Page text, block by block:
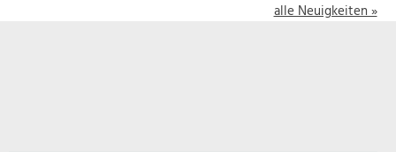
alle Neuigkeiten »